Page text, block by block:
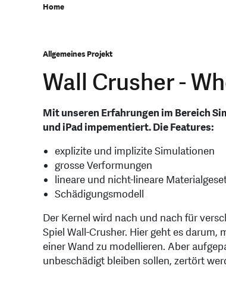
Home
Allgemeines Projekt
Wall Crusher -
Mit unseren Erfahrungen im Bereich
und iPad impementiert. Die Features:
explizite und implizite Simulationen
grosse Verformungen
lineare und nicht-lineare
Schädigungsmodell
Der Kernel wird nach und nach für
Spiel Wall-Crusher. Hier geht es
einer Wand zu modellieren. Aber
unbeschädigt bleiben sollen, zertört